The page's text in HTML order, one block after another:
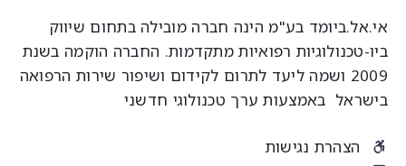
בע"מ הינה חברה מובילה בתחום שיווק
טכנולוגיות רפואיות מתקדמות. החברה הוקמה בשנת
2009 ושמה ליעד לתרום לקידום ושיפור שירות הרפואה
באמצעות ערך טכנולוגי חדשני
הצהרת נגישות